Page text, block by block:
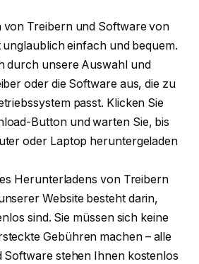
von Treibern und Software von
unglaublich einfach und bequem.
durch unsere Auswahl und
oder die Software aus, die zu
passt. Klicken Sie
Button und warten Sie, bis
oder Laptop heruntergeladen
Herunterladens von Treibern
Website besteht darin,
sind. Sie müssen sich keine
Gebühren machen – alle
Software stehen Ihnen kostenlos